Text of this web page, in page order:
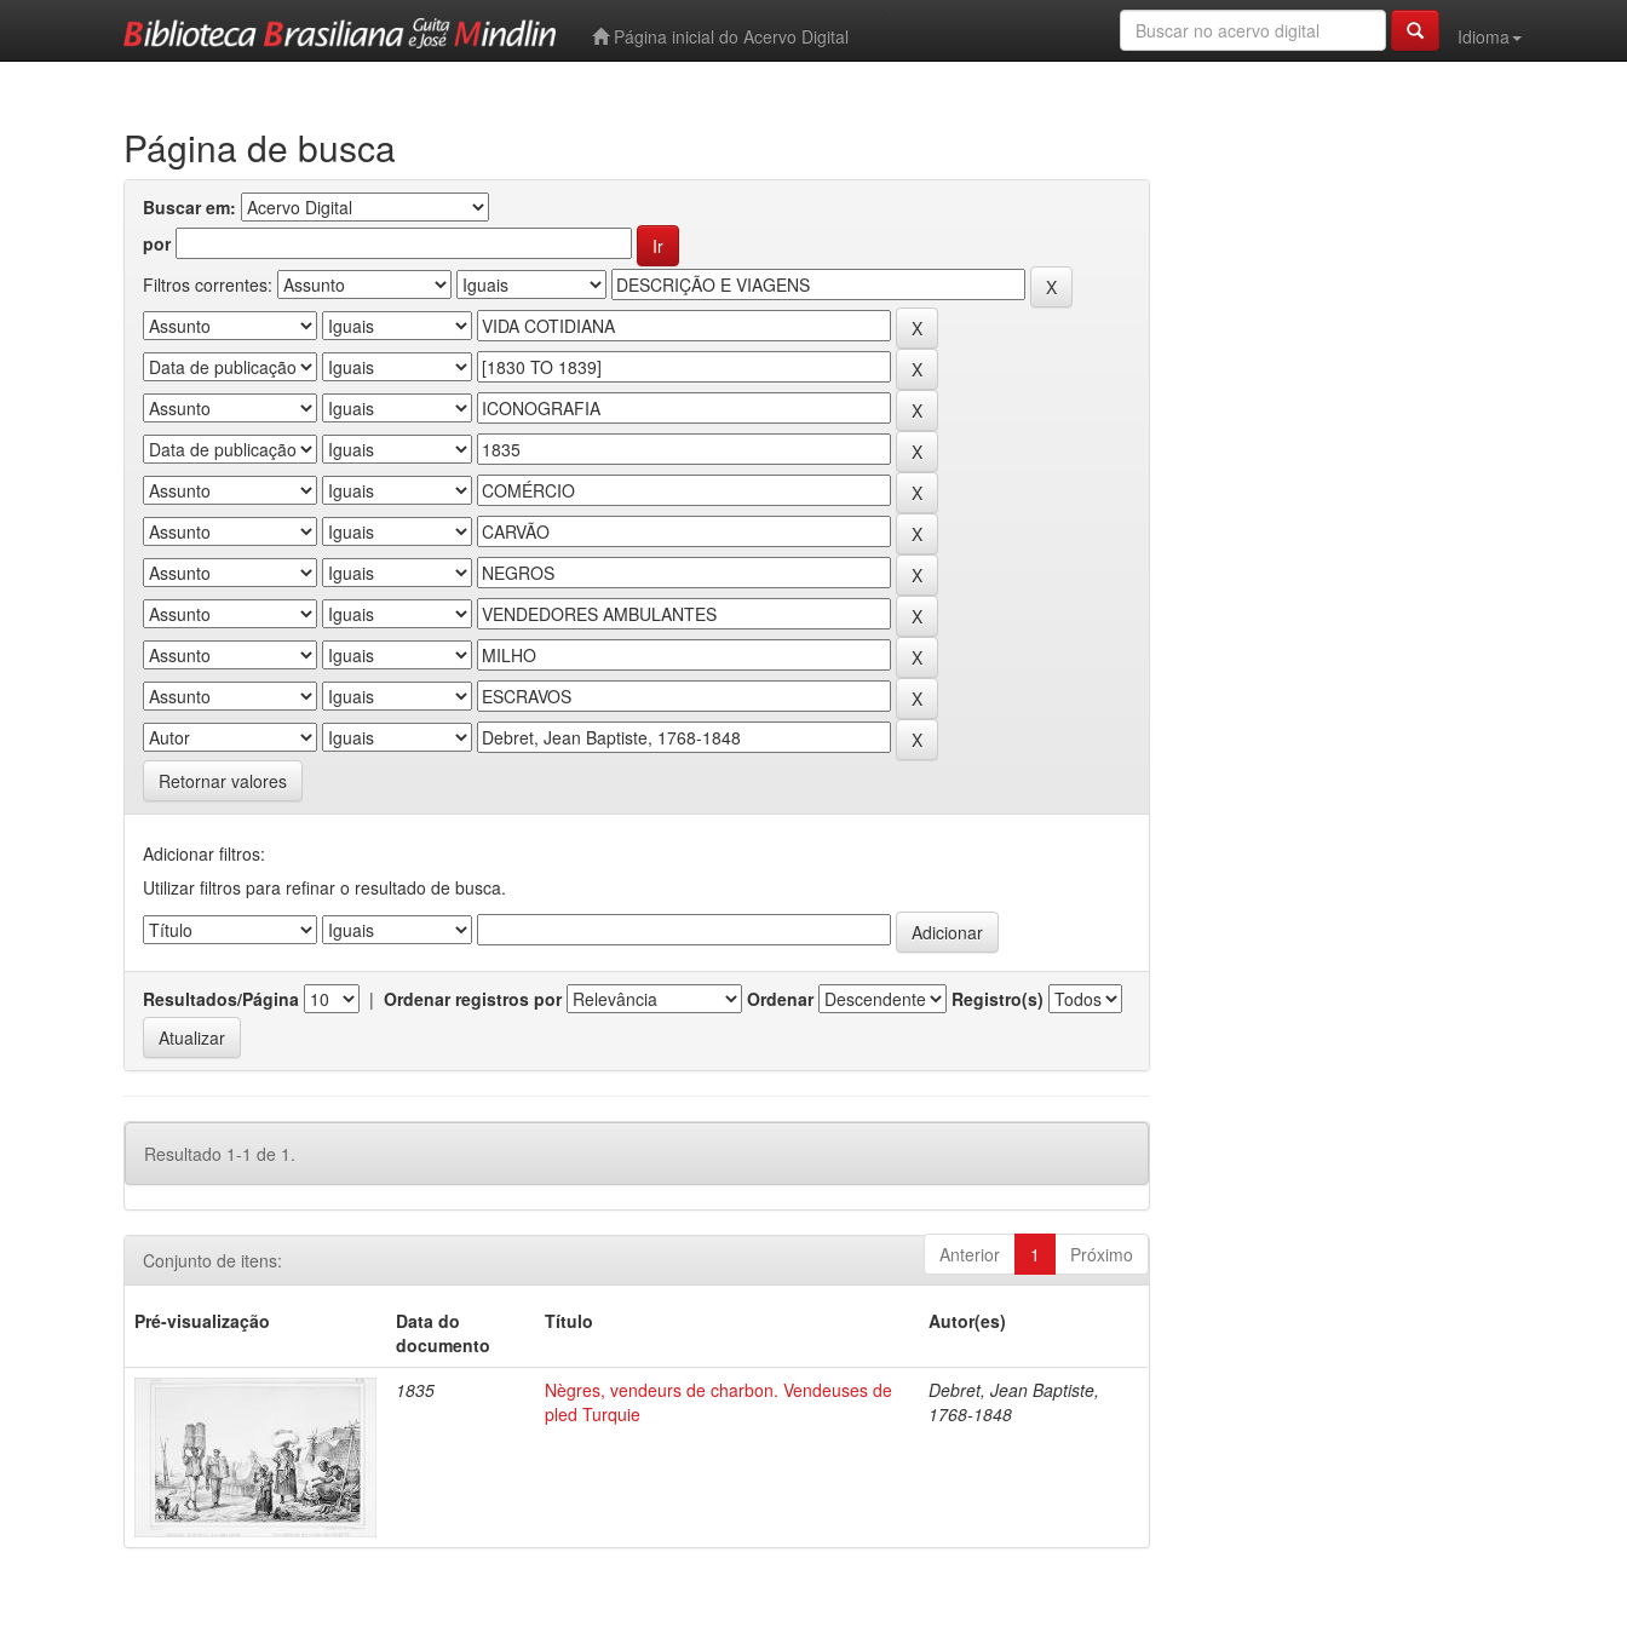
Página inicial do Acervo Digital
Idioma
Página de busca
Buscar em:
por
Filtros correntes:
Retornar valores
Adicionar filtros:
Utilizar filtros para refinar o resultado de busca.
Resultados/Página | Ordenar registros por Ordenar Registro(s)
Resultado 1-1 de 1.
Anterior 1 Próximo
Conjunto de itens:
Pré-visualização
Data do
documento
Título Autor(es)
1835
Nègres, vendeurs de charbon. Vendeuses de
pled Turquie
Debret, Jean Baptiste,
1768-1848